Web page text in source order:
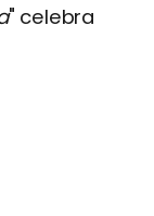
" celebra